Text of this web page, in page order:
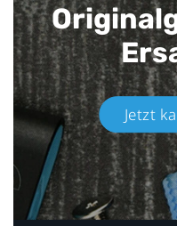
Jetzt